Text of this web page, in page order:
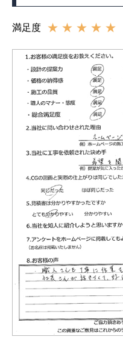
満足度 ★★★★★
創園社とは
ご依頼の流れ
お客様の声
新着情報
お問合せ